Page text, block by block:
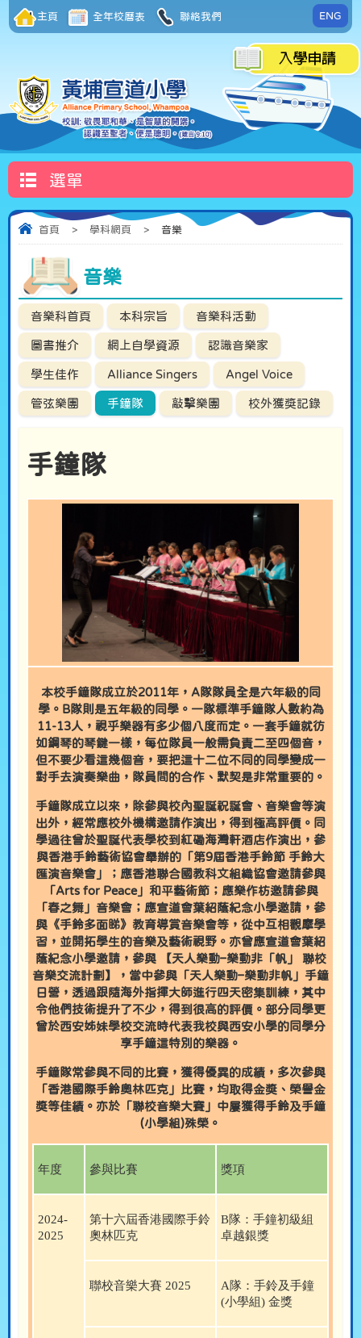
主頁 全年校曆表 聯絡我們 ENG
選單
首頁 > 學科網頁 > 音樂
音樂
音樂科首頁 本科宗旨 音樂科活動
圖書推介 網上自學資源 認識音樂家
學生佳作 Alliance Singers Angel Voice
管弦樂團 手鐘隊 敲擊樂團 校外獲獎記錄
手鐘隊
本校手鐘隊成立於2011年，A隊隊員全是六年級的同
學。B隊則是五年級的同學。一隊標準手鐘隊人數約為
11-13人，視乎樂器有多少個八度而定。一套手鐘就彷
如鋼琴的琴鍵一樣，每位隊員一般需負責二至四個音，
但不要少看這幾個音，要把這十二位不同的同學變成一
對手去演奏樂曲，隊員間的合作、默契是非常重要的。
手鐘隊成立以來，除參與校內聖誕祝誕會、音樂會等演
出外，經常應校外機構邀請作演出，得到極高評價。同
學過往曾於聖誕代表學校到紅磡海灣軒酒店作演出，參
與香港手鈴藝術協會舉辦的「第9屆香港手鈴節 手鈴大
匯演音樂會」；應香港聯合國教科文組織協會邀請參與
「Arts for Peace」和平藝術節；應樂作枋邀請參與
「春之舞」音樂會；應宣道會葉紹蔭紀念小學邀請，參
與《手鈴多面睇》教育導賞音樂會等，從中互相觀摩學
習，並開拓學生的音樂及藝術視野。亦曾應宣道會葉紹
蔭紀念小學邀請，參與 【天人樂動–樂動非「帆」 聯校
音樂交流計劃】，當中參與「天人樂動–樂動非帆」手鐘
日營，透過跟隨海外指揮大師進行四天密集訓練，其中
令他們技術提升了不少，得到很高的評價。部分同學更
曾於西安姊妹學校交流時代表我校與西安小學的同學分
享手鐘這特別的樂器。
手鐘隊常參與不同的比賽，獲得優異的成績，多次參與
「香港國際手鈴奧林匹克」比賽，均取得金獎、榮譽金
獎等佳績。亦於「聯校音樂大賽」中屢獲得手鈴及手鐘
(小學組)殊榮。
年度 參與比賽 獎項
2024-
2025
第十六屆香港國際手鈴
奧林匹克
B隊： 手鐘初級組
卓越銀獎
聯校音樂大賽 2025 A隊： 手鈴及手鐘
(小學組) 金獎